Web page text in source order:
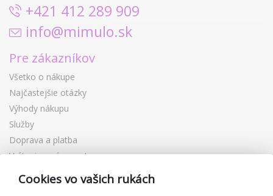
+421 412 289 909
info@mimulo.sk
Pre zákazníkov
Všetko o nákupe
Najčastejšie otázky
Výhody nákupu
Služby
Doprava a platba
Vrátenie a výmena tovaru
Reklamácia
Darčekové poukážky
Cookies vo vašich rukách